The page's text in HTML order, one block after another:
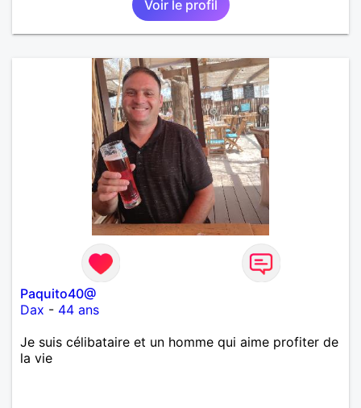
Voir le profil
Paquito40@
Dax - 44 ans
Je suis célibataire et un homme qui aime profiter de
la vie